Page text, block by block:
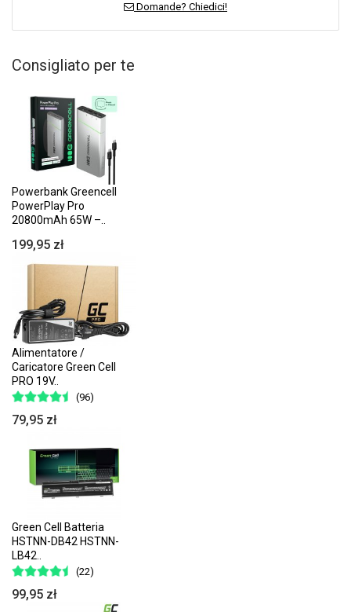
Domande? Chiedici!
Consigliato per te
Powerbank Greencell
PowerPlay Pro
20800mAh 65W –..
199,95 zł
Alimentatore /
Caricatore Green Cell
PRO 19V..
(96)
79,95 zł
Green Cell Batteria
HSTNN-DB42 HSTNN-
LB42..
(22)
99,95 zł